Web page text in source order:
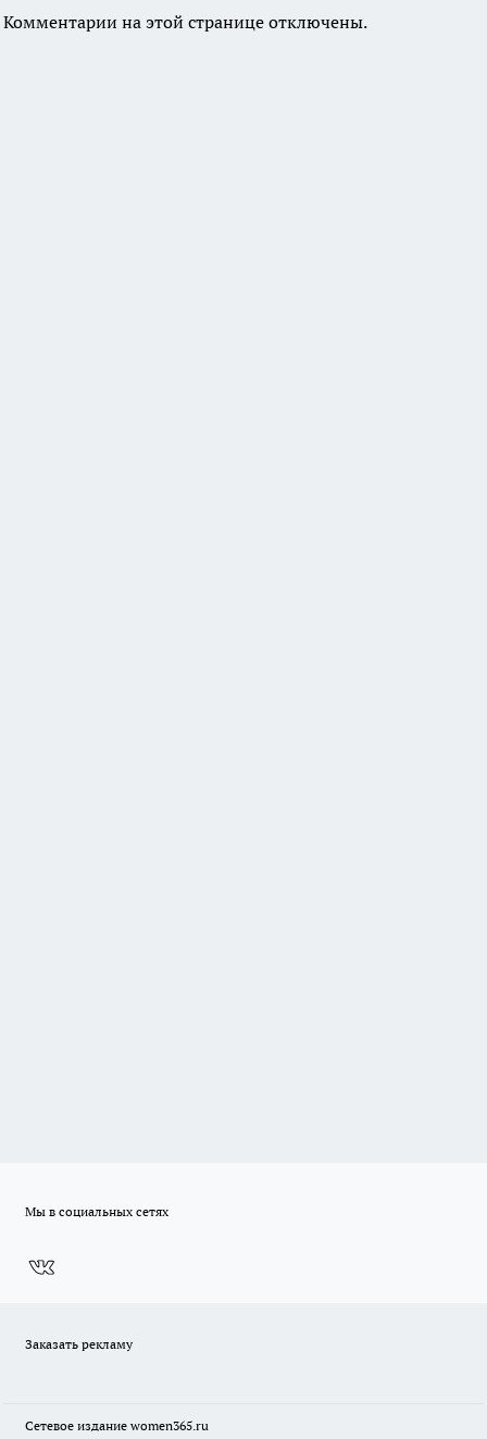
Комментарии на этой странице отключены.
Мы в социальных сетях
Заказать рекламу
Сетевое издание women365.ru